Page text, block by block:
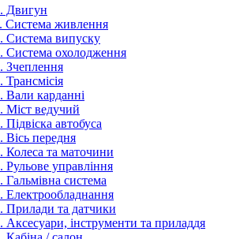
Двигун
Система живлення
Система випуску
Система охолодження
Зчеплення
Трансмісія
Вали карданні
Міст ведучий
Підвіска автобуса
Вісь передня
Колеса та маточини
Рульове управління
Гальмівна система
Електрообладнання
Прилади та датчики
Аксесуари, інструменти та приладдя